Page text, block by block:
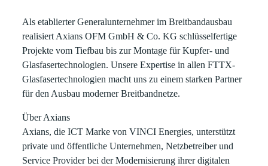
Als etablierter Generalunternehmer im Breitbandausbau
realisiert Axians OFM GmbH & Co. KG schlüsselfertige
Projekte vom Tiefbau bis zur Montage für Kupfer- und
Glasfasertechnologien. Unsere Expertise in allen FTTX-
Glasfasertechnologien macht uns zu einem starken Partner
für den Ausbau moderner Breitbandnetze.
Über Axians
Axians, die ICT Marke von VINCI Energies, unterstützt
private und öffentliche Unternehmen, Netzbetreiber und
Service Provider bei der Modernisierung ihrer digitalen